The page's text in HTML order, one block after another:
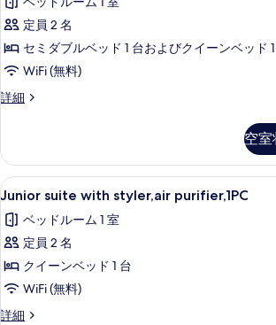
す
る
す
べ
て
の
を
表
示
す
る
ル
ー
の
詳
ミ
ア
ム
イ
ル
ー
ム
の
す
べ
て
の
定員 2 名
セミダブルベッド 1 台およびクイーンベッド
WiFi (無料)
詳細
プ
ム
ツ
イ
ル
ー
の
詳
空室
Junior
suite
with
styler,air
purifier,1PC
の
す
Junior suite
16
Junior suite with styler,air purifier,1PC
ベッドルーム 1 室
定員 2 名
クイーンベッド 1 台
WiFi (無料)
詳細
Junior